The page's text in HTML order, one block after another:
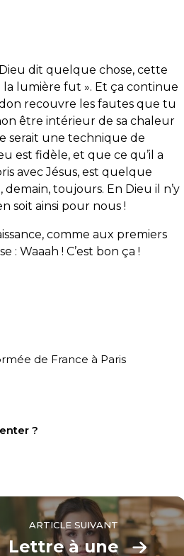
dit quelque chose, cette
la lumière fut ». Et ça continue
recouvre les fautes que tu
être intérieur de sa chaleur
serait une technique de
est fidèle, et que ce qu’il a
avec Jésus, est quelque
toujours. En Dieu il n’y
soit ainsi pour nous !
comme aux premiers
: Waaah ! C’est bon ça !
de France à Paris
?
ARTICLE SUIVANT
Lettre à une